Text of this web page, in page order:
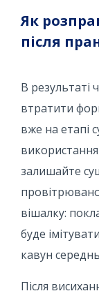
Як
після
В
втратити
вже на етапі
залишайте
вішалку:
буде
кавун
Після